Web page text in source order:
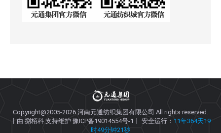
Copyright@2005-2026 河南元通纺织集团有限公司 All rights reserved.
丨由 捌栢科 支持维护 豫ICP备19014554号-1 丨 安全运行： 11年364天19
时49分钟21秒